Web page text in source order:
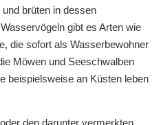
brüten in dessen
gibt es Arten wie
die sofort als Wasserbewohner
Möwen und Seeschwalben
beispielsweise an Küsten leben
den darunter vermerkten